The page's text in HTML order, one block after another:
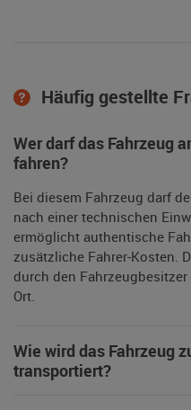
Häufig gestellte
Wer darf das Fahrzeug
fahren?
Bei diesem Fahrzeug darf
nach einer technischen
ermöglicht authentische
zusätzliche Fahrer-Kosten.
durch den
Ort.
Wie wird das Fahrzeug
transportiert?